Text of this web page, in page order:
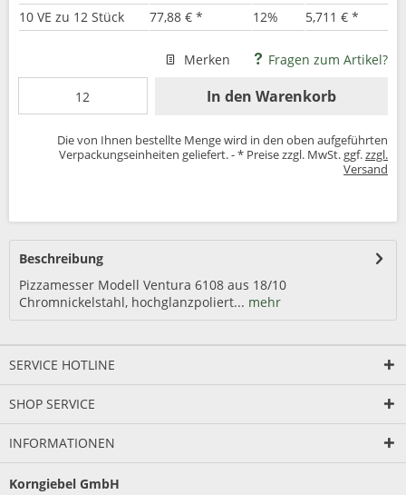
10 VE zu 12 Stück
77,88 € * 12% 5,711 € *
Merken Fragen zum Artikel?
In den Warenkorb
Die von Ihnen bestellte Menge wird in den oben aufgeführten
Verpackungseinheiten geliefert. - * Preise zzgl. MwSt. ggf.zzgl.
Versand
Beschreibung
Pizzamesser Modell Ventura 6108 aus 18/10
Chromnickelstahl, hochglanzpoliert... mehr
SERVICE HOTLINE
SHOP SERVICE
INFORMATIONEN
Korngiebel GmbH